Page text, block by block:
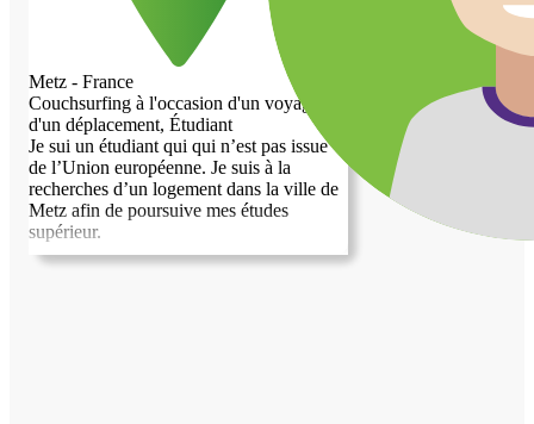
Metz - France
Couchsurfing à l'occasion d'un voyage ou
d'un déplacement, Étudiant
Je sui un étudiant qui qui n’est pas issue
de l’Union européenne. Je suis à la
recherches d’un logement dans la ville de
Metz afin de poursuive mes études
supérieur.